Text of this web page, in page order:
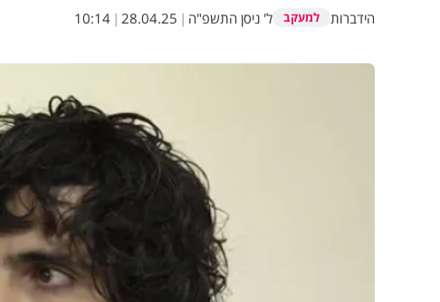
הידברות למעקב ל' ניסן התשפ"ה |
28.04.25
|
10:14